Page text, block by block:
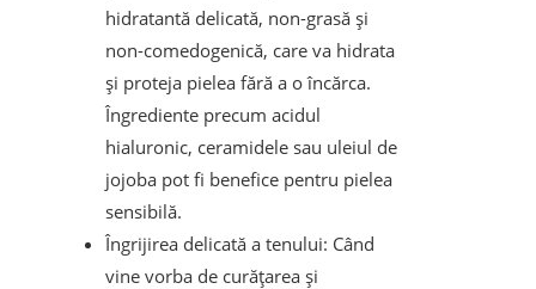
hidratantă delicată, non-grasă și
non-comedogenică, care va hidrata
și proteja pielea fără a o încărca.
Îngrediente precum acidul
hialuronic, ceramidele sau uleiul de
jojoba pot fi benefice pentru pielea
sensibilă.
Îngrijirea delicată a tenului: Când
vine vorba de curățarea și